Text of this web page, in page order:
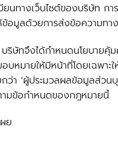
นทางเว็บไซต์ของบริษัท
มูลด้วยการส่งข้อความท
ทจึงได้กำหนดนโยบายคุ้
มายให้มีหน้าที่โดยเฉพาะ
ว่า ‘ผู้ประมวลผลข้อมูลส่
ามข้อกำหนดของกฎหมายนี้
ย